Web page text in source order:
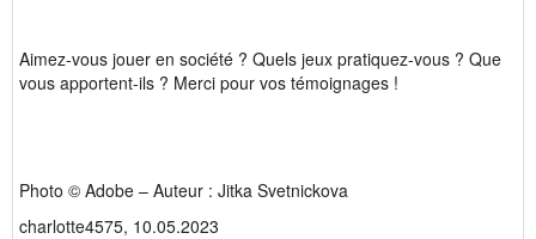
Aimez-vous jouer en société ? Quels jeux pratiquez-vous ? Que
vous apportent-ils ? Merci pour vos témoignages !
Photo © Adobe – Auteur : Jitka Svetnickova
charlotte4575, 10.05.2023